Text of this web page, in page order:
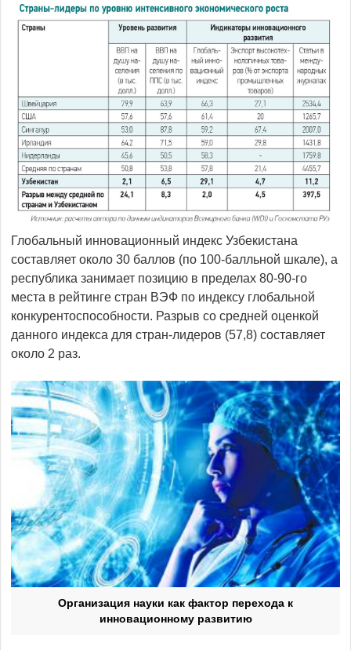
Глобальный инновационный индекс Узбекистана
составляет около 30 баллов (по 100-балльной шкале), а
республика занимает позицию в пределах 80-90-го
места в рейтинге стран ВЭФ по индексу глобальной
конкурентоспособности. Разрыв со средней оценкой
данного индекса для стран-лидеров (57,8) составляет
около 2 раз.
Организация науки как фактор перехода к
инновационному развитию